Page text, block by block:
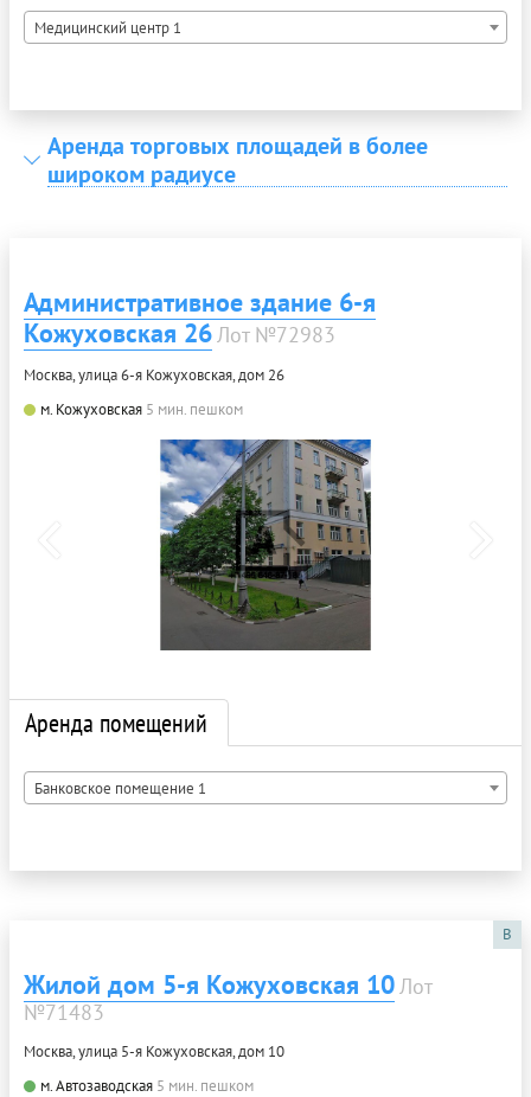
Медицинский центр 1
Аренда торговых площадей в более
широком радиусе
Административное здание 6-я
Кожуховская 26Лот №72983
Москва, улица 6-я Кожуховская, дом 26
м. Кожуховская 5 мин. пешком
Аренда помещений
Банковское помещение 1
B
Жилой дом 5-я Кожуховская 10Лот
№71483
Москва, улица 5-я Кожуховская, дом 10
м. Автозаводская 5 мин. пешком